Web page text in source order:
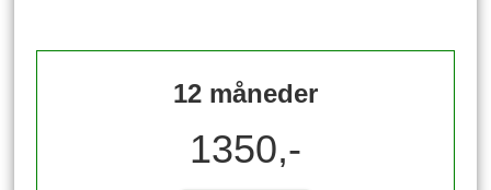
12 måneder
1350,-